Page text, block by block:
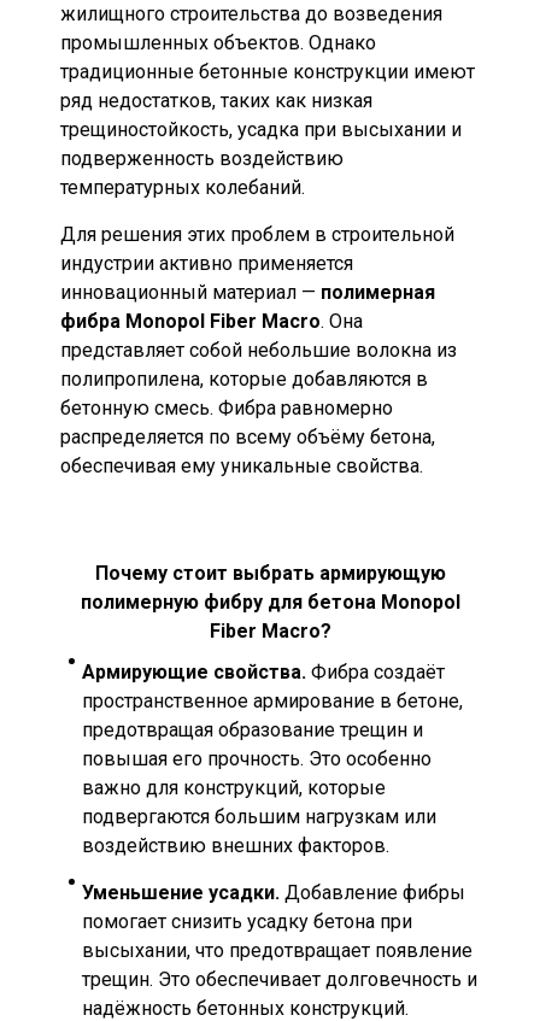
жилищного строительства до возведения
промышленных объектов. Однако
традиционные бетонные конструкции имеют
ряд недостатков, таких как низкая
трещиностойкость, усадка при высыхании и
подверженность воздействию
температурных колебаний.
Для решения этих проблем в строительной
индустрии активно применяется
инновационный материал — полимерная
фибра Monopol Fiber Macro. Она
представляет собой небольшие волокна из
полипропилена, которые добавляются в
бетонную смесь. Фибра равномерно
распределяется по всему объёму бетона,
обеспечивая ему уникальные свойства.
Почему стоит выбрать армирующую
полимерную фибру для бетона Monopol
Fiber Macro?
Армирующие свойства. Фибра создаёт
пространственное армирование в бетоне,
предотвращая образование трещин и
повышая его прочность. Это особенно
важно для конструкций, которые
подвергаются большим нагрузкам или
воздействию внешних факторов.
Уменьшение усадки. Добавление фибры
помогает снизить усадку бетона при
высыхании, что предотвращает появление
трещин. Это обеспечивает долговечность и
надёжность бетонных конструкций.